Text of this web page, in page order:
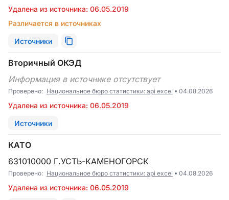
Удалена из источника: 06.05.2019
Различается в источниках
Источники
Вторичный ОКЭД
Информация в источнике отсутствует
Проверено: Национальное бюро статистики: api excel 04.08.2026
Удалена из источника: 06.05.2019
Источники
КАТО
631010000 Г.УСТЬ-КАМЕНОГОРСК
Проверено: Национальное бюро статистики: api excel 04.08.2026
Удалена из источника: 06.05.2019